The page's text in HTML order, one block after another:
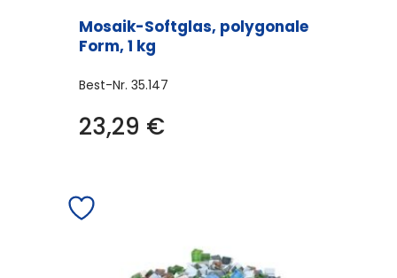
Mosaik-Softglas, polygonale
Form, 1 kg
Best-Nr. 35.147
23,29 €